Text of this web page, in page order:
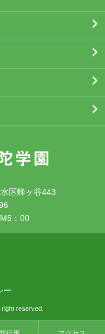
区蜂ヶ谷443
：00
ー
reserved.